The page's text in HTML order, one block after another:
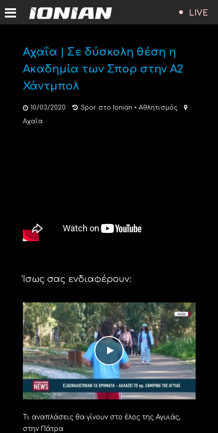
LIVE
Aχαΐα | Σε δύσκολη θέση η
Ακαδημία των Σπορ στην Α2
Χάντμπολ
10/03/2020 Spor στο Ionian • Αθλητισμός
Αχαΐα
Ίσως σας ενδιαφέρουν:
Τι αναπλάσεις θα γίνουν στο έλος της Αγυιάς,
στην Πάτρα